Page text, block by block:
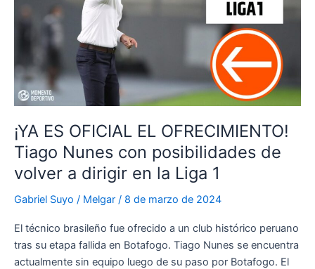
una
reciente
entrevista
habló
sobre
su
no
continuidad
en
Sporting
Cristal
¡YA ES OFICIAL EL OFRECIMIENTO!
Tiago Nunes con posibilidades de
volver a dirigir en la Liga 1
Gabriel Suyo / Melgar / 8 de marzo de 2024
El técnico brasileño fue ofrecido a un club histórico peruano
tras su etapa fallida en Botafogo. Tiago Nunes se encuentra
actualmente sin equipo luego de su paso por Botafogo. El